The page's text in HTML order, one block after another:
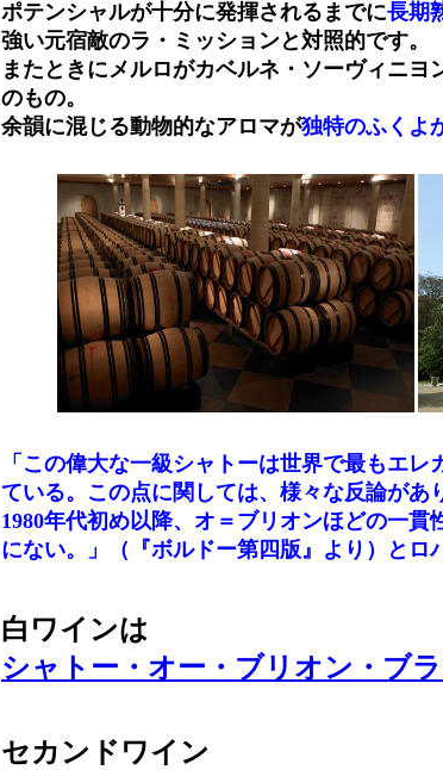
ポテンシャルが十分に発揮されるまでに長期
強い元宿敵のラ・ミッションと対照的です。
またときにメルロがカベルネ・ソーヴィニヨ
のもの。
余韻に混じる動物的なアロマが独特のふくよ
「この偉大な一級シャトーは世界で最もエ
ている。この点に関しては、様々な反論があ
1980年代初め以降、オ＝ブリオンほどの一
にない。」（『ボルドー第四版』より）とロ
白ワインは
シャトー・オー・ブリオン・ブ
セカンドワイン